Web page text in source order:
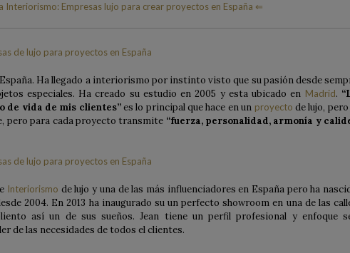
Interiorismo: Empresas lujo para crear proyectos en España ⇐
Ha llegado a interiorismo por instinto visto que su pasión desde
especiales. Ha creado su estudio en 2005 y esta ubicado en Madrid.
de vida de mis clientes”es lo principal que hace en un proyecto de lujo, pero
pero para cada proyecto transmite “fuerza, personalidad, armonía y
Interiorismo de lujo y una de las más influenciadores en España pero ha
2004. En 2013 ha inaugurado su un perfecto showroom en una de las
así un de sus sueños. Jean tiene un perfil profesional y enfoque
de las necesidades de todos el clientes.